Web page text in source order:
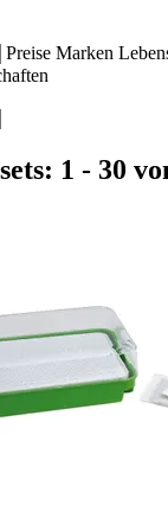
Preise Marken
1 - 30